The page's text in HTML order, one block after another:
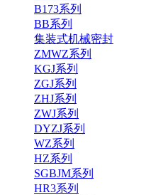
B173系列
BB系列
集装式机械密封
ZMWZ系列
KGJ系列
ZGJ系列
ZHJ系列
ZWJ系列
DYZJ系列
WZ系列
HZ系列
SGBJM系列
HR3系列